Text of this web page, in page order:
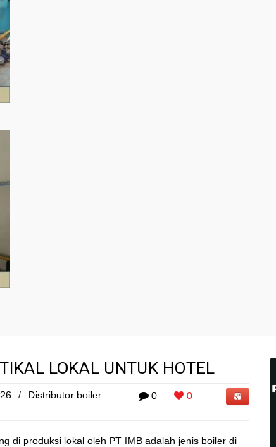
LOKAL UNTUK HOTEL
0 0
/
Distributor boiler
di produksi lokal oleh PT IMB adalah jenis boiler di